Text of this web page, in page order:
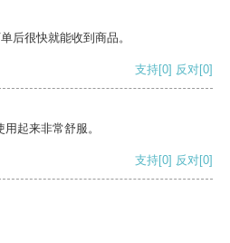
后很快就能收到商品。
支持[0] 反对[0]
起来非常舒服。
支持[0] 反对[0]